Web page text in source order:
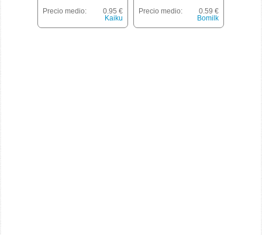
Precio medio:
0.95 €
Kaiku
Precio medio:
0.59 €
Bomilk